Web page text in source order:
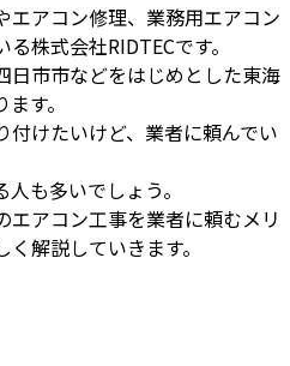
エアコン修理、業務用エアコン
株式会社RIDTECです。
日市市などをはじめとした東海
す。
付けたいけど、業者に頼んでい
も多いでしょう。
エアコン工事を業者に頼むメリ
解説していきます。